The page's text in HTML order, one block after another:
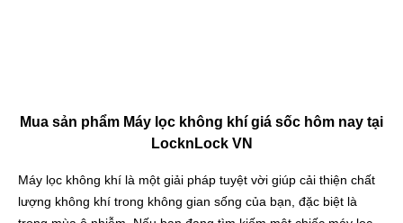
Mua sản phẩm Máy lọc không khí giá sốc hôm nay tại
LocknLock VN
Máy lọc không khí là một giải pháp tuyệt vời giúp cải thiện chất
lượng không khí trong không gian sống của bạn, đặc biệt là